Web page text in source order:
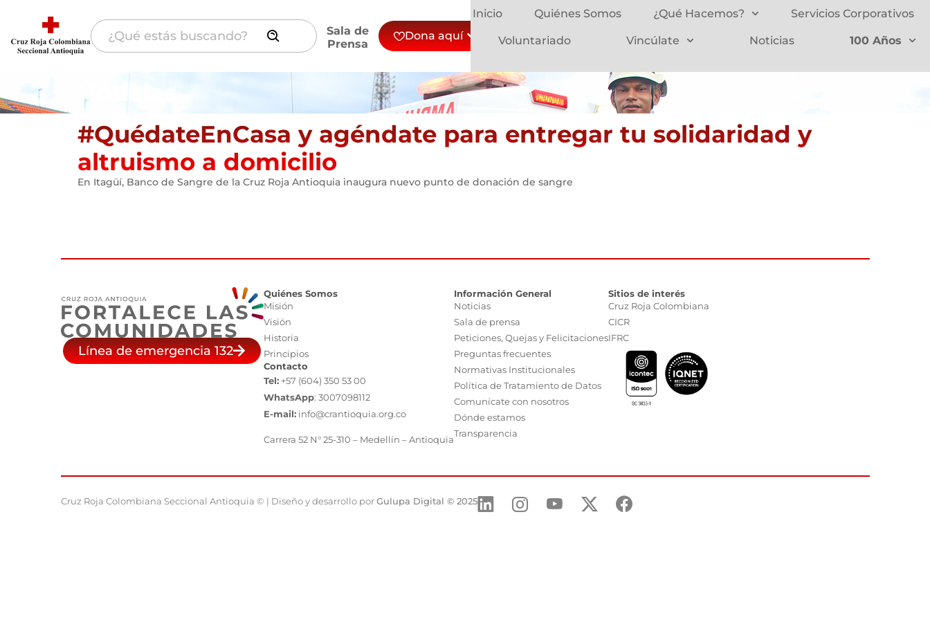
Sala de
Prensa
Dona aquí
Inicio Quiénes Somos ¿Qué Hacemos? Servicios Corporativos
Voluntariado Vincúlate Noticias 100 Años
Noticias
#QuédateEnCasa y agéndate para entregar tu solidaridad y
altruismo a domicilio
En Itagüí, Banco de Sangre de la Cruz Roja Antioquia inaugura nuevo punto de donación de sangre
Línea de emergencia 132
Quiénes Somos
Misión
Visión
Historia
Principios
Contacto
Tel: +57 (604) 350 53 00
WhatsApp: 3007098112
E-mail: info@crantioquia.org.co
Carrera 52 N° 25-310 – Medellín – Antioquia
Información General
Noticias
Sala de prensa
Peticiones, Quejas y Felicitaciones
Preguntas frecuentes
Normativas Institucionales
Política de Tratamiento de Datos
Comunícate con nosotros
Dónde estamos
Transparencia
Sitios de interés
Cruz Roja Colombiana
CICR
IFRC
Cruz Roja Colombiana Seccional Antioquia © | Diseño y desarrollo porGulupa Digital © 2025